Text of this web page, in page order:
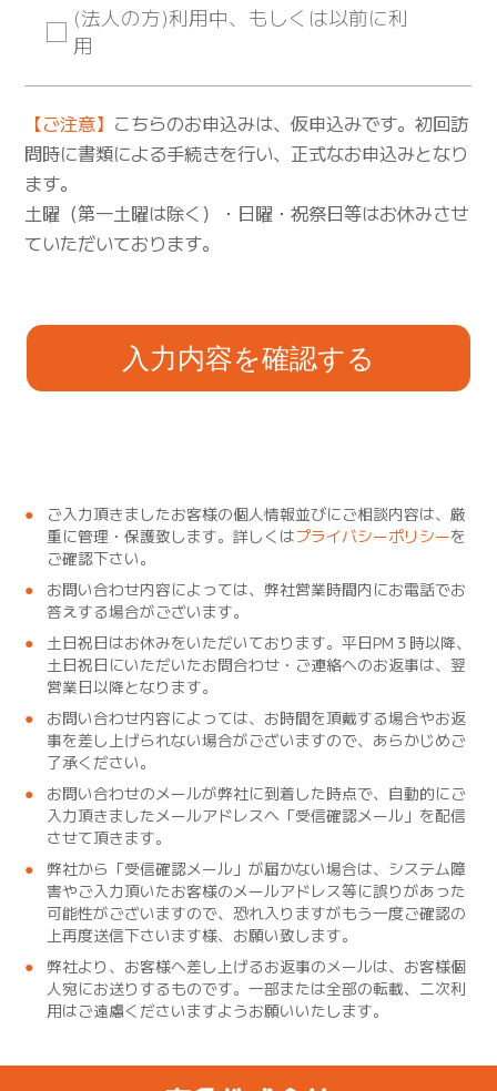
(法人の方)利用中、もしくは以前に利
用
【ご注意】 こちらのお申込みは、仮申込みです。初回訪
問時に書類による手続きを行い、正式なお申込みとなり
ます。
土曜（第一土曜は除く）・日曜・祝祭日等はお休みさせ
ていただいております。
入力内容を確認する
ご入力頂きましたお客様の個人情報並びにご相談内容は、厳
重に管理・保護致します。詳しくはプライバシーポリシーを
ご確認下さい。
お問い合わせ内容によっては、弊社営業時間内にお電話でお
答えする場合がございます。
土日祝日はお休みをいただいております。平日PM３時以降、
土日祝日にいただいたお問合わせ・ご連絡へのお返事は、翌
営業日以降となります。
お問い合わせ内容によっては、お時間を頂戴する場合やお返
事を差し上げられない場合がございますので、あらかじめご
了承ください。
お問い合わせのメールが弊社に到着した時点で、自動的にご
入力頂きましたメールアドレスへ「受信確認メール」を配信
させて頂きます。
弊社から「受信確認メール」が届かない場合は、システム障
害やご入力頂いたお客様のメールアドレス等に誤りがあった
可能性がございますので、恐れ入りますがもう一度ご確認の
上再度送信下さいます様、お願い致します。
弊社より、お客様へ差し上げるお返事のメールは、お客様個
人宛にお送りするものです。一部または全部の転載、二次利
用はご遠慮くださいますようお願いいたします。